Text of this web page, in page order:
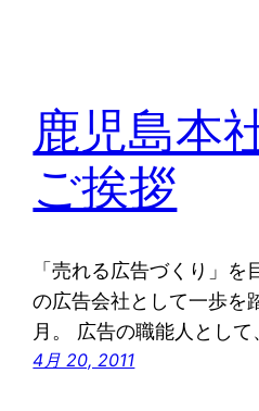
鹿児島本
ご挨拶
「売れる広告づくり」
の広告会社として一歩を
月。 広告の職能人とし
4月 20, 2011